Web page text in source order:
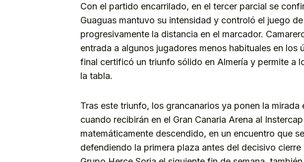
Con el partido encarrilado, en el tercer parcial se
Guaguas mantuvo su intensidad y controló el juego
progresivamente la distancia en el marcador.
entrada a algunos jugadores menos habituales en los
final certificó un triunfo sólido en Almería y permite a
la tabla.
Tras este triunfo, los grancanarios ya ponen la mirada
cuando recibirán en el Gran Canaria Arena al
matemáticamente descendido, en un encuentro que
defendiendo la primera plaza antes del decisivo